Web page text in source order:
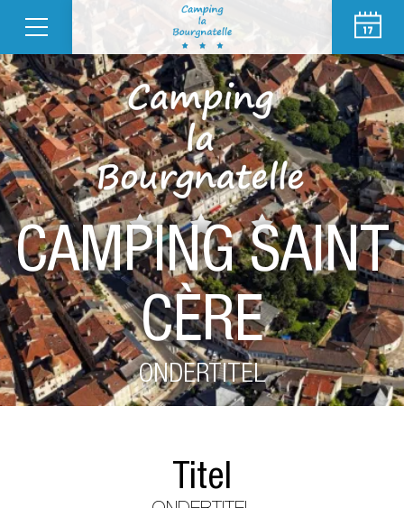
CAMPING SAINT
CÈRE
ONDERTITEL
Titel